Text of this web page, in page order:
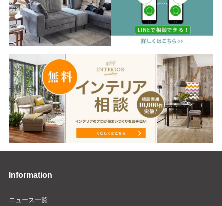
Information
ニュース一覧